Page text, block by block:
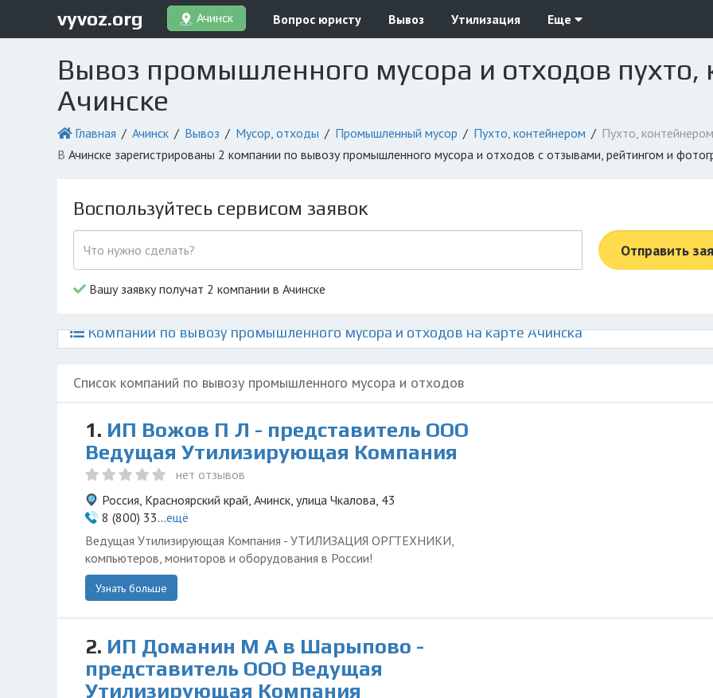
vyvoz.org Ачинск Вопрос юристу Вывоз Утилизация Еще
Вывоз промышленного мусора и отходов
Ачинске
Главная Ачинск Вывоз Мусор, отходы Промышленный мусор Пухто, контейнером
Пухто,
в Ачинске зарегистрированы 2 компании по вывозу промышленного мусора и отходов с отзывами, рейтингом и
Воспользуйтесь сервисом заявок
Отправить
Вашу заявку получат 2 компании в Ачинске
Компании по вывозу промышленного мусора и отходов на карте Ачинска
Список компаний по вывозу промышленного мусора и отходов
1. ИП Вожов П Л - представитель ООО
Ведущая Утилизирующая Компания
нет отзывов
Россия, Красноярский край, Ачинск, улица Чкалова, 43
8 (800) 33...ещё
Ведущая Утилизирующая Компания - УТИЛИЗАЦИЯ ОРГТЕХНИКИ,
компьютеров, мониторов и оборудования в России!
Узнать больше
2. ИП Доманин М А в Шарыпово -
представитель ООО Ведущая
Утилизирующая Компания